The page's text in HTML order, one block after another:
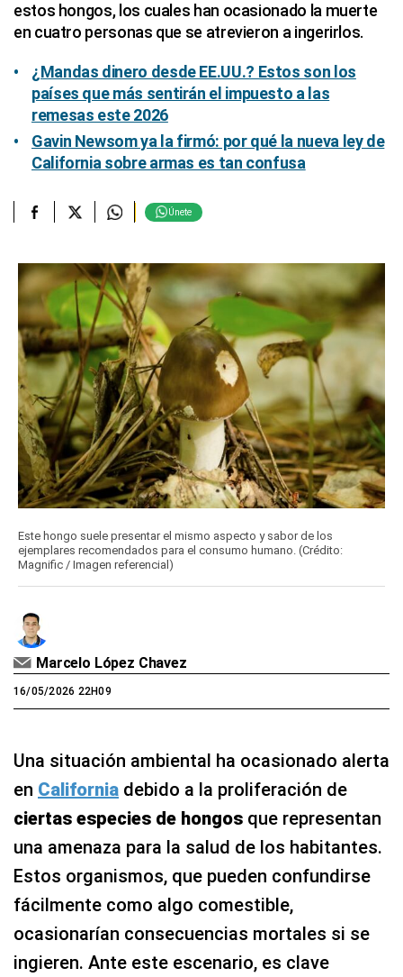
estos hongos, los cuales han ocasionado la muerte
en cuatro personas que se atrevieron a ingerirlos.
¿Mandas dinero desde EE.UU.? Estos son los
países que más sentirán el impuesto a las
remesas este 2026
Gavin Newsom ya la firmó: por qué la nueva ley de
California sobre armas es tan confusa
Únete
Este hongo suele presentar el mismo aspecto y sabor de los
ejemplares recomendados para el consumo humano. (Crédito:
Magnific / Imagen referencial)
Marcelo López Chavez
16/05/2026 22H09
Una situación ambiental ha ocasionado alerta
en California debido a la proliferación de
ciertas especies de hongos que representan
una amenaza para la salud de los habitantes.
Estos organismos, que pueden confundirse
fácilmente como algo comestible,
ocasionarían consecuencias mortales si se
ingieren. Ante este escenario, es clave